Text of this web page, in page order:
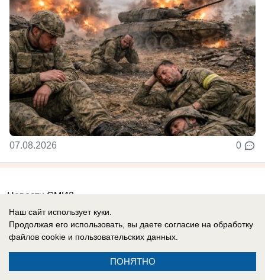
07.08.2026 0
Новости СМИ2
Реклама на сайте Вакансии
Наш сайт использует куки.
Продолжая его использовать, вы даете согласие на обработку
файлов cookie и пользовательских данных.
ПОНЯТНО